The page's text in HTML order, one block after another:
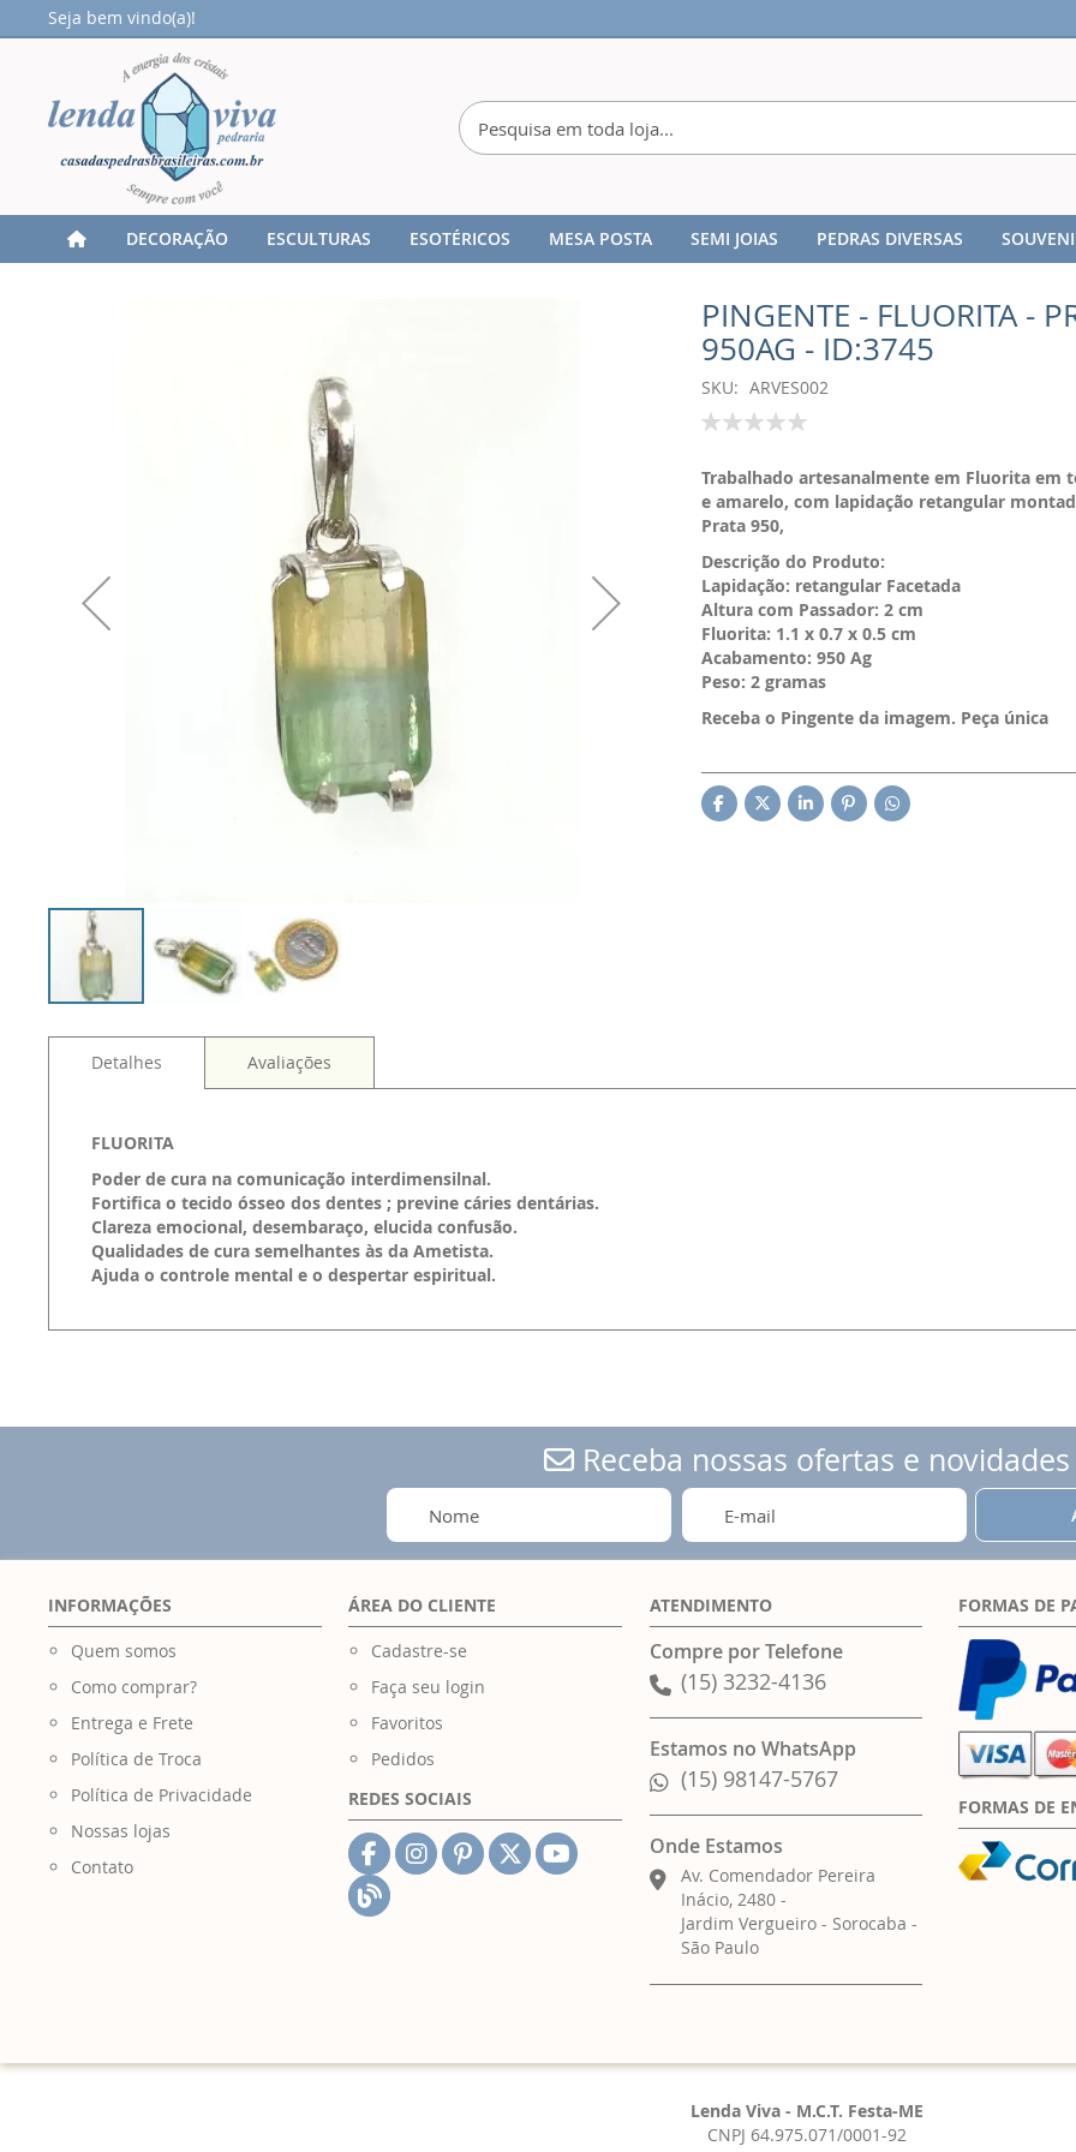
Seja bem vindo(a)!
DECORAÇÃO ESCULTURAS ESOTÉRICOS MESA POSTA SEMI JOIAS PEDRAS DIVERSAS
PINGENTE - FLUORITA -
950AG - ID:3745
SKU
ARVES002
Classificação:
Trabalhado artesanalmente em Fluorita em
e amarelo, com lapidação retangular
Prata 950,
Descrição do Produto:
Lapidação: retangular Facetada
Altura com Passador: 2 cm
Fluorita: 1.1 x 0.7 x 0.5 cm
Acabamento: 950 Ag
Peso: 2 gramas
Receba o Pingente da imagem. Peça única
Detalhes
FLUORITA
Poder de cura na comunicação interdimensilnal.
Fortifica o tecido ósseo dos dentes ; previne cáries dentárias.
Clareza emocional, desembaraço, elucida confusão.
Qualidades de cura semelhantes às da Ametista.
Ajuda o controle mental e o despertar espiritual.
Avaliações
Receba nossas ofertas e novidades
INFORMAÇÕES
Quem somos
Como comprar?
Entrega e Frete
Política de Troca
Política de Privacidade
Nossas lojas
Contato
ÁREA DO CLIENTE
Cadastre-se
Faça seu login
Favoritos
Pedidos
REDES SOCIAIS
ATENDIMENTO
Compre por Telefone
(15) 3232-4136
Estamos no WhatsApp
(15) 98147-5767
Onde Estamos
Av. Comendador Pereira
Inácio, 2480 -
Jardim Vergueiro - Sorocaba -
São Paulo
FORMAS DE
FORMAS DE
Lenda Viva - M.C.T. Festa-ME
CNPJ 64.975.071/0001-92